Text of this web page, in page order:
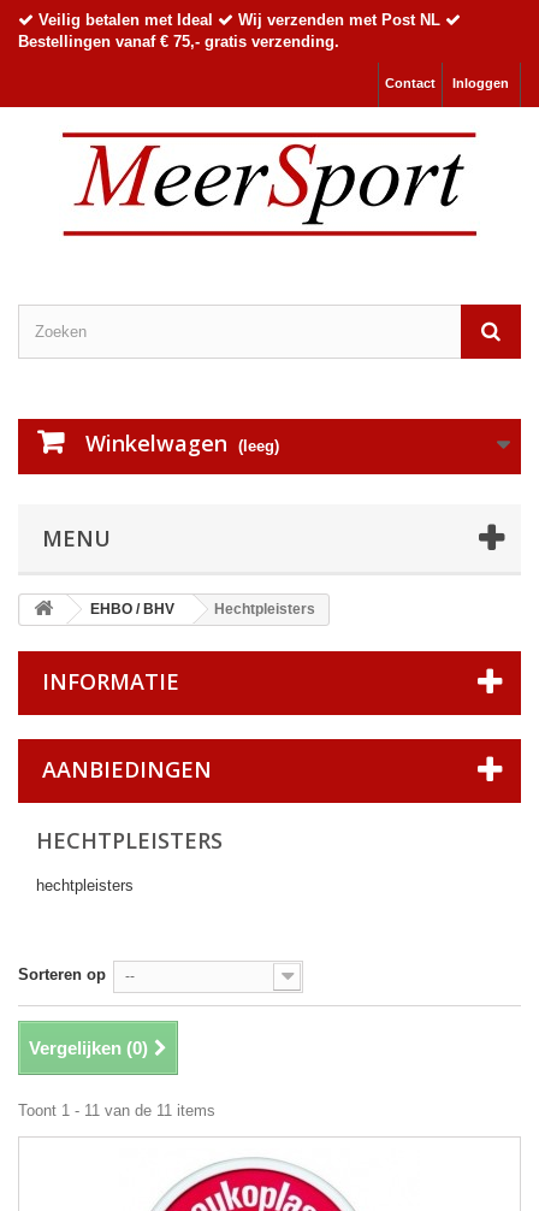
Veilig betalen met Ideal
Wij verzenden met Post NL
Bestellingen vanaf € 75,- gratis verzending.
Inloggen
Contact
Winkelwagen (leeg)
MENU
EHBO / BHV Hechtpleisters
INFORMATIE
AANBIEDINGEN
HECHTPLEISTERS
hechtpleisters
Sorteren op --
Vergelijken (0)
Toont 1 - 11 van de 11 items